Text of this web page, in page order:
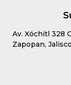
Av. Xóchitl 328
Zapopan,